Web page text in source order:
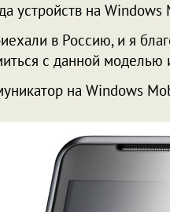
устройств на Windows
в Россию, и я
с данной
на Windows